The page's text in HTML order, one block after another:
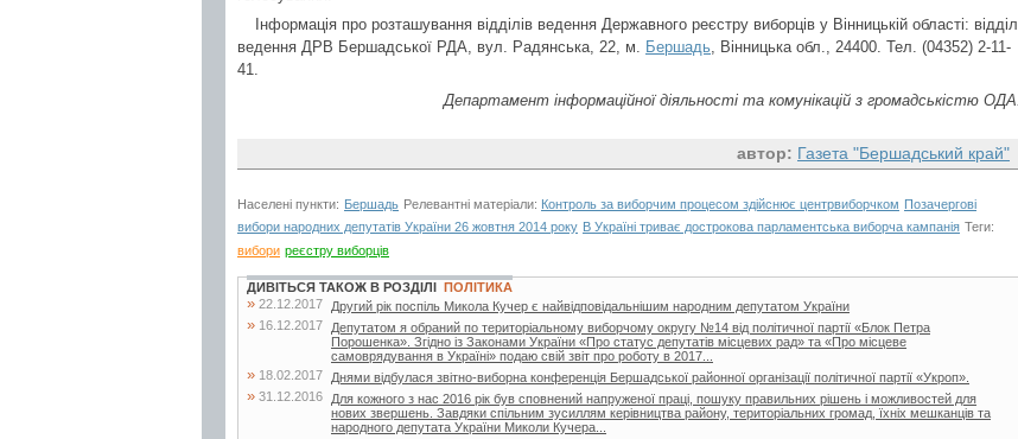
Інформація про розташування відділів ведення Державного реєстру виборців у Вінницькій області: відділ
ведення ДРВ Бершадської РДА, вул. Радянська, 22, м. Бершадь, Вінницька обл., 24400. Тел. (04352) 2-11-
41.
Департамент інформаційної діяльності та комунікацій з громадськістю ОДА.
автор: Газета "Бершадський край"
Населені пункти: Бершадь Релевантні матеріали: Контроль за виборчим процесом здійснює центрвиборчком Позачергові
вибори народних депутатів України 26 жовтня 2014 року В Україні триває дострокова парламентська виборча кампанія Теги:
вибори реєстру виборців
ДИВІТЬСЯ ТАКОЖ В РОЗДІЛІ ПОЛІТИКА
» 22.12.2017 Другий рік поспіль Микола Кучер є найвідповідальнішим народним депутатом України
» 16.12.2017
Депутатом я обраний по територіальному виборчому округу №14 від політичної партії «Блок Петра
Порошенка». Згідно із Законами України «Про статус депутатів місцевих рад» та «Про місцеве
самоврядування в Україні» подаю свій звіт про роботу в 2017...
» 18.02.2017 Днями відбулася звітно-виборна конференція Бершадської районної організації політичної партії «Укроп».
» 31.12.2016
Для кожного з нас 2016 рік був сповнений напруженої праці, пошуку правильних рішень і можливостей для
нових звершень. Завдяки спільним зусиллям керівництва району, територіальних громад, їхніх мешканців та
народного депутата України Миколи Кучера...